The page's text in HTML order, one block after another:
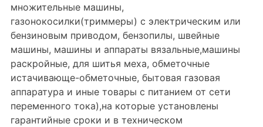
множительные машины,
газонокосилки(триммеры) с электрическим или
бензиновым приводом, бензопилы, швейные
машины, машины и аппараты вязальные,машины
раскройные, для шитья меха, обметочные
истачивающе-обметочные, бытовая газовая
аппаратура и иные товары с питанием от сети
переменного тока),на которые установлены
гарантийные сроки и в техническом